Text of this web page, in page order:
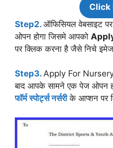
Click
Step2. ऑफिसियल वेबसाइट
ओपन होगा जिसमे आपको
पर क्लिक करना है जैसे निचे इमेज
Step3. Apply For
बाद आपके सामने एक पेज ओपन
फॉर्म स्पोर्ट्स नर्सरीके आप्शन पर